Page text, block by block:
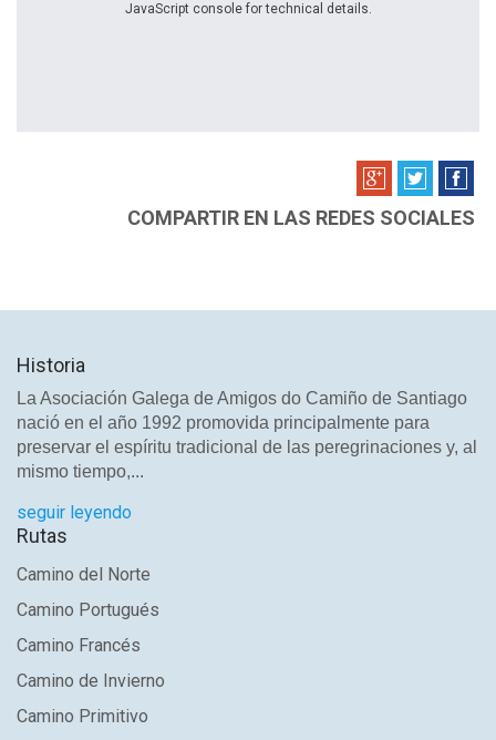
JavaScript console for technical details.
COMPARTIR EN LAS REDES SOCIALES
Historia
La Asociación Galega de Amigos do Camiño de Santiago
nació en el año 1992 promovida principalmente para
preservar el espíritu tradicional de las peregrinaciones y, al
mismo tiempo,...
seguir leyendo
Rutas
Camino del Norte
Camino Portugués
Camino Francés
Camino de Invierno
Camino Primitivo